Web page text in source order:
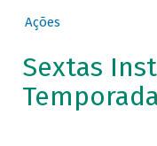
Ações
Sextas